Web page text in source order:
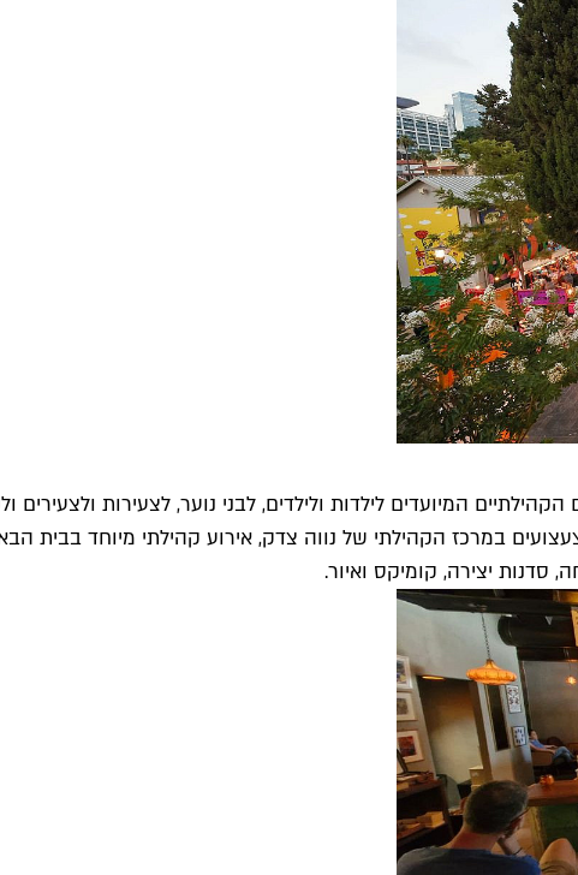
המיועדים לילדות ולילדים, לבני נוער, לצעירות
במרכז הקהילתי של נווה צדק, אירוע קהילתי מיוחד בבית
סדנות יצירה, קומיקס ואיור.